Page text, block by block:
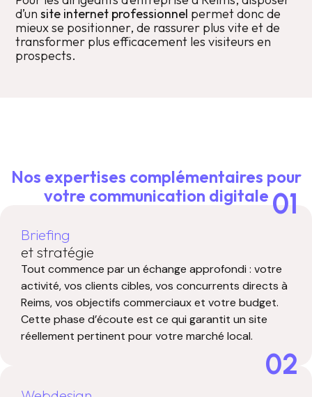
d’unsite internet professionnel permet donc de
mieux se positionner, de rassurer plus vite et de
transformer plus efficacement les visiteurs en
prospects.
Nos expertises complémentaires pour
votre communication digitale 01
Briefing
et stratégie
Tout commence par un échange approfondi : votre
activité, vos clients cibles, vos concurrents directs à
Reims, vos objectifs commerciaux et votre budget.
Cette phase d’écoute est ce qui garantit un site
réellement pertinent pour votre marché local.
02